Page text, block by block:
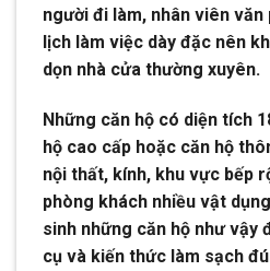
người đi làm, nhân viên
lịch làm việc dày đặc nên
dọn nhà cửa thường xuyên.
Những căn hộ có diện tích
hộ cao cấp hoặc căn hộ
nội thất, kính, khu vực bếp
phòng khách nhiều vật
sinh những căn hộ như vậy
cụ và kiến thức làm sạch